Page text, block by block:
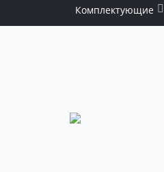
Комплектующие